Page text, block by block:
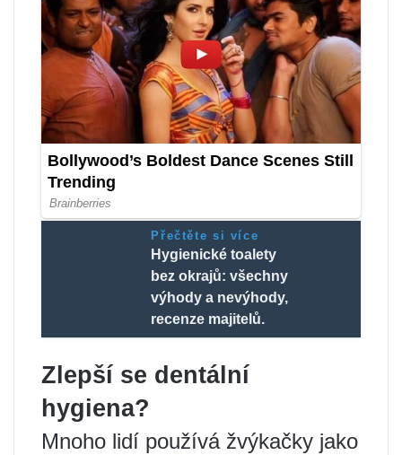
Přečtěte si více
Hygienické toalety
bez okrajů: všechny
výhody a nevýhody,
recenze majitelů.
Zlepší se dentální
hygiena?
Mnoho lidí používá žvýkačky jako